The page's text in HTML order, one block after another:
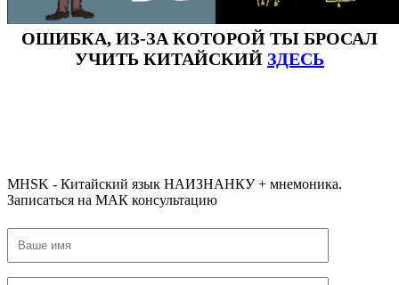
ОШИБКА, ИЗ-ЗА КОТОРОЙ ТЫ БРОСАЛ
УЧИТЬ КИТАЙСКИЙ ЗДЕСЬ
MHSK - Китайский язык НАИЗНАНКУ + мнемоника.
Записаться на МАК консультацию